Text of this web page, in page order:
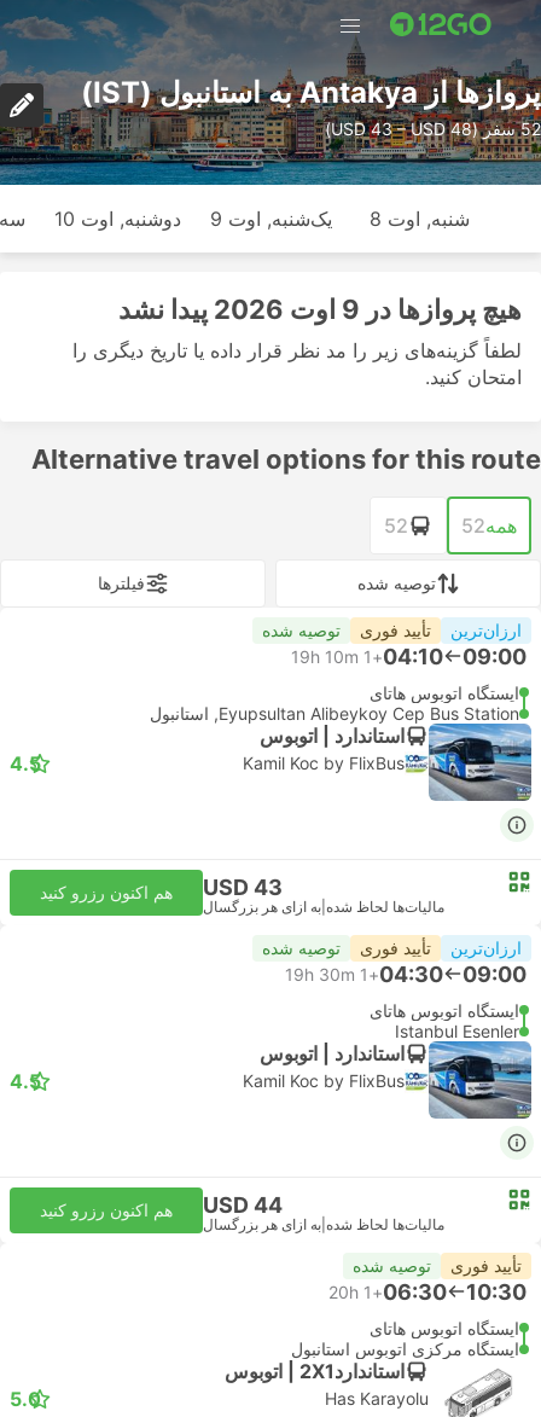
پرواز‌ها از Antakya به استانبول (IST)
52 سفر (USD 43 – USD 48)
شنبه, اوت 8 یک‌شنبه, اوت 9 دوشنبه, اوت 10
هیچ پرواز‌ها در 9 اوت 2026 پیدا نشد
لطفاً گزینه‌های زیر را مد نظر قرار داده یا تاریخ دیگری را
امتحان کنید.
Alternative travel options for this route
همه52
52
توصیه شده فیلتر‌ها
ارزان‌ترین تأیید فوری توصیه شده
09:00
04:10
+1
19h 10m
ایستگاه اتوبوس هاتای
Eyupsultan Alibeykoy Cep Bus Station, استانبول
استاندارد | اتوبوس
Kamil Koc by FlixBus
4.5
USD 43
مالیات‌ها لحاظ شده به ازای هر بزرگسال
هم اکنون رزرو کنید
ارزان‌ترین تأیید فوری توصیه شده
09:00
04:30
+1
19h 30m
ایستگاه اتوبوس هاتای
Istanbul Esenler
استاندارد | اتوبوس
Kamil Koc by FlixBus
4.5
USD 44
مالیات‌ها لحاظ شده به ازای هر بزرگسال
هم اکنون رزرو کنید
تأیید فوری توصیه شده
10:30
06:30
+1
20h
ایستگاه اتوبوس هاتای
ایستگاه مرکزی اتوبوس استانبول
استاندارد2X1 | اتوبوس
Has Karayolu
5.0